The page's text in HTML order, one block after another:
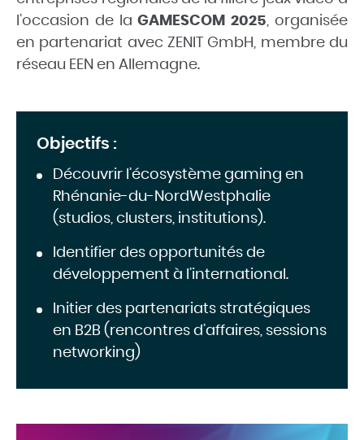
l’occasion de laGAMESCOM 2025, organisée
en partenariat avec ZENIT GmbH, membre du
réseau EEN en Allemagne.
Objectifs :
Découvrir l’écosystème gaming en
Rhénanie-du-NordWestphalie
(studios, clusters, institutions).
Identifier des opportunités de
développement à l’international.
Initier des partenariats stratégiques
en B2B (rencontres d’affaires, sessions
networking)